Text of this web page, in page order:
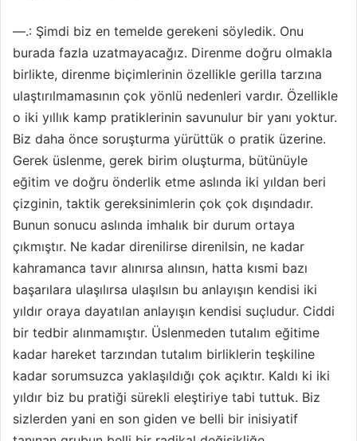
—.: Şimdi biz en temelde gerekeni söyledik. Onu
burada fazla uzatmayacağız. Direnme doğru olmakla
birlikte, direnme biçimlerinin özellikle gerilla tarzına
ulaştırılmamasının çok yönlü nedenleri vardır. Özellikle
o iki yıllık kamp pratiklerinin savunulur bir yanı yoktur.
Biz daha önce soruşturma yürüttük o pratik üzerine.
Gerek üslenme, gerek birim oluşturma, bütünüyle
eğitim ve doğru önderlik etme aslında iki yıldan beri
çizginin, taktik gereksinimlerin çok çok dışındadır.
Bunun sonucu aslında imhalık bir durum ortaya
çıkmıştır. Ne kadar direnilirse direnilsin, ne kadar
kahramanca tavır alınırsa alınsın, hatta kısmi bazı
başarılara ulaşılırsa ulaşılsın bu anlayışın kendisi iki
yıldır oraya dayatılan anlayışın kendisi suçludur. Ciddi
bir tedbir alınmamıştır. Üslenmeden tutalım eğitime
kadar hareket tarzından tutalım birliklerin teşkiline
kadar sorumsuzca yaklaşıldığı çok açıktır. Kaldı ki iki
yıldır biz bu pratiği sürekli eleştiriye tabi tuttuk. Biz
sizlerden yani en son giden ve belli bir inisiyatif